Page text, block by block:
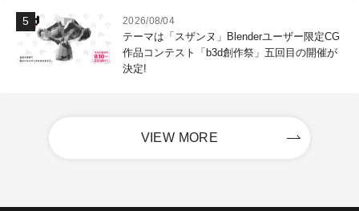
2026/08/04
テーマは「スザンヌ」Blenderユーザー限定CG
作品コンテスト「b3d創作祭」五回目の開催が
決定!
VIEW MORE